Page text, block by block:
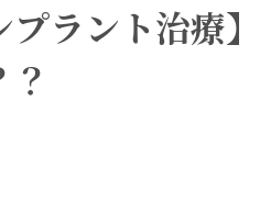
プラント治療